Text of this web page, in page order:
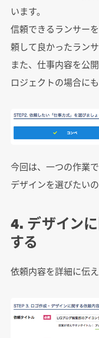
います。
信頼できるランサー
頼して良かったラン
また、仕事内容を公
ロジェクトの場合にも
今回は、一つの作業
デザインを選びたい
4. デザイン
する
依頼内容を詳細に伝え